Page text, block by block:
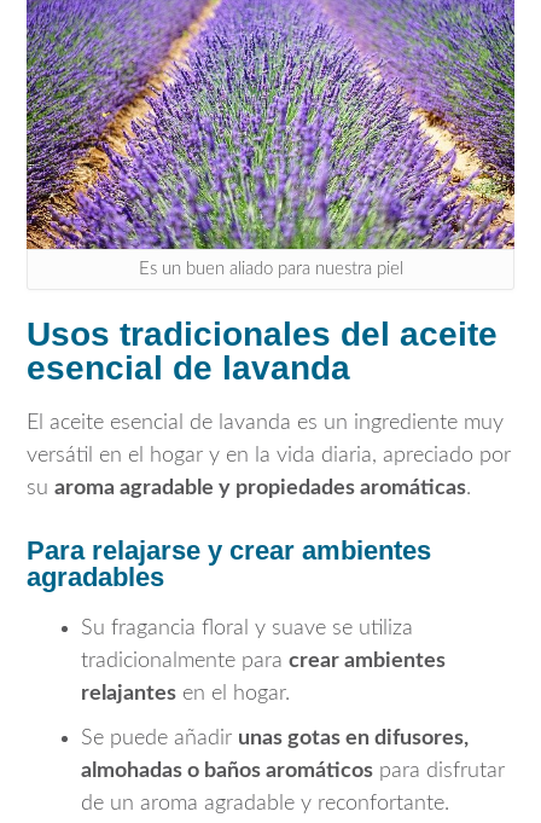
Es un buen aliado para nuestra piel
Usos tradicionales del aceite
esencial de lavanda
El aceite esencial de lavanda es un ingrediente muy
versátil en el hogar y en la vida diaria, apreciado por
su aroma agradable y propiedades aromáticas.
Para relajarse y crear ambientes
agradables
Su fragancia floral y suave se utiliza
tradicionalmente para crear ambientes
relajantes en el hogar.
Se puede añadir unas gotas en difusores,
almohadas o baños aromáticos para disfrutar
de un aroma agradable y reconfortante.